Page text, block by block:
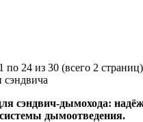
по 24 из 30 (всего 2 страниц)
сэндвич-дымохода:
дымоотведения.